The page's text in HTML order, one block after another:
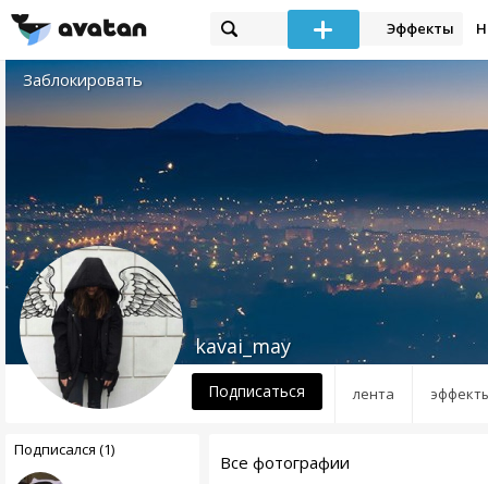
Эффекты
Заблокировать
лента
kavai_may
Подписаться
Подписался (1)
Все фотографии